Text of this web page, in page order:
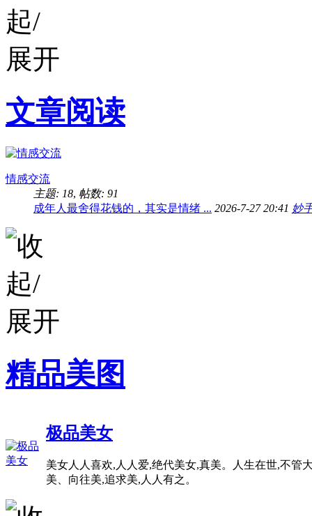
文章阅读
情感交流
主题: 18, 帖数: 91
成年人最舍得花钱的，其实是情绪 ... 2026-7-27 20:41 妙
精品美图
极品美女
美女人人喜欢,人人爱,绝代美女,真美。人生在世,不管
美、向往美,追求美,人人有之。